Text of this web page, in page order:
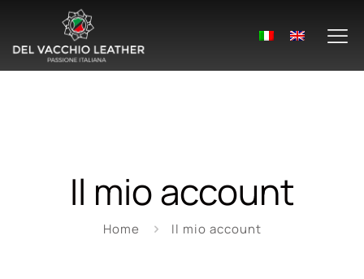
Il mio account
Home Il mio account